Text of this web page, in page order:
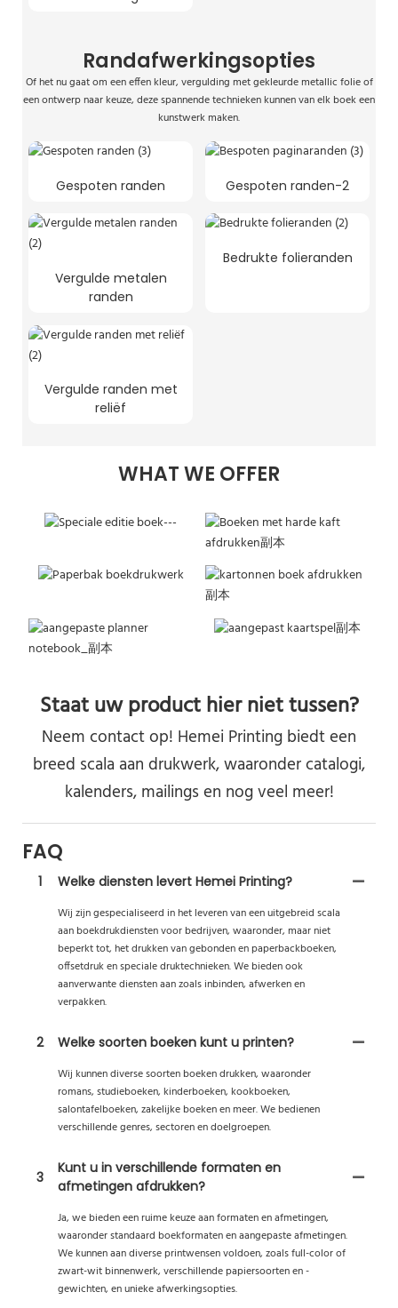
Randafwerkingsopties
Of het nu gaat om een ​​effen kleur, vergulding met gekleurde metallic folie of
een ontwerp naar keuze, deze spannende technieken kunnen van elk boek een
kunstwerk maken.
Gespoten randen Gespoten randen-2
Vergulde metalen
randen
Bedrukte folieranden
Vergulde randen met
reliëf
WHAT WE OFFER
Staat uw product hier niet tussen?
Neem contact op! Hemei Printing biedt een
breed scala aan drukwerk, waaronder catalogi,
kalenders, mailings en nog veel meer!
FAQ
1
Welke diensten levert Hemei Printing?
Wij zijn gespecialiseerd in het leveren van een uitgebreid scala
aan boekdrukdiensten voor bedrijven, waaronder, maar niet
beperkt tot, het drukken van gebonden en paperbackboeken,
offsetdruk en speciale druktechnieken. We bieden ook
aanverwante diensten aan zoals inbinden, afwerken en
verpakken.
2
Welke soorten boeken kunt u printen?
Wij kunnen diverse soorten boeken drukken, waaronder
romans, studieboeken, kinderboeken, kookboeken,
salontafelboeken, zakelijke boeken en meer. We bedienen
verschillende genres, sectoren en doelgroepen.
3
Kunt u in verschillende formaten en
afmetingen afdrukken?
Ja, we bieden een ruime keuze aan formaten en afmetingen,
waaronder standaard boekformaten en aangepaste afmetingen.
We kunnen aan diverse printwensen voldoen, zoals full-color of
zwart-wit binnenwerk, verschillende papiersoorten en -
gewichten, en unieke afwerkingsopties.